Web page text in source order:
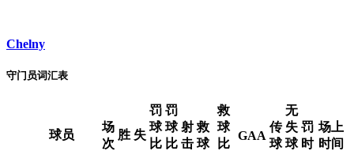
Chelny
守门员词汇表
球员
场
次
胜 失
罚
球
比
罚
球
比
射
击
救
球
救
球
比
GAA
传
球
无
失
球
罚
时
场上
时间